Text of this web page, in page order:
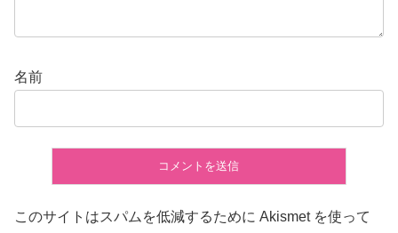
名前
このサイトはスパムを低減するために Akismet を使って